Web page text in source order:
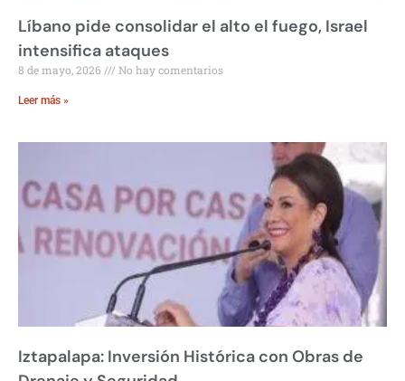
Líbano pide consolidar el alto el fuego, Israel
intensifica ataques
8 de mayo, 2026 No hay comentarios
Leer más »
Iztapalapa: Inversión Histórica con Obras de